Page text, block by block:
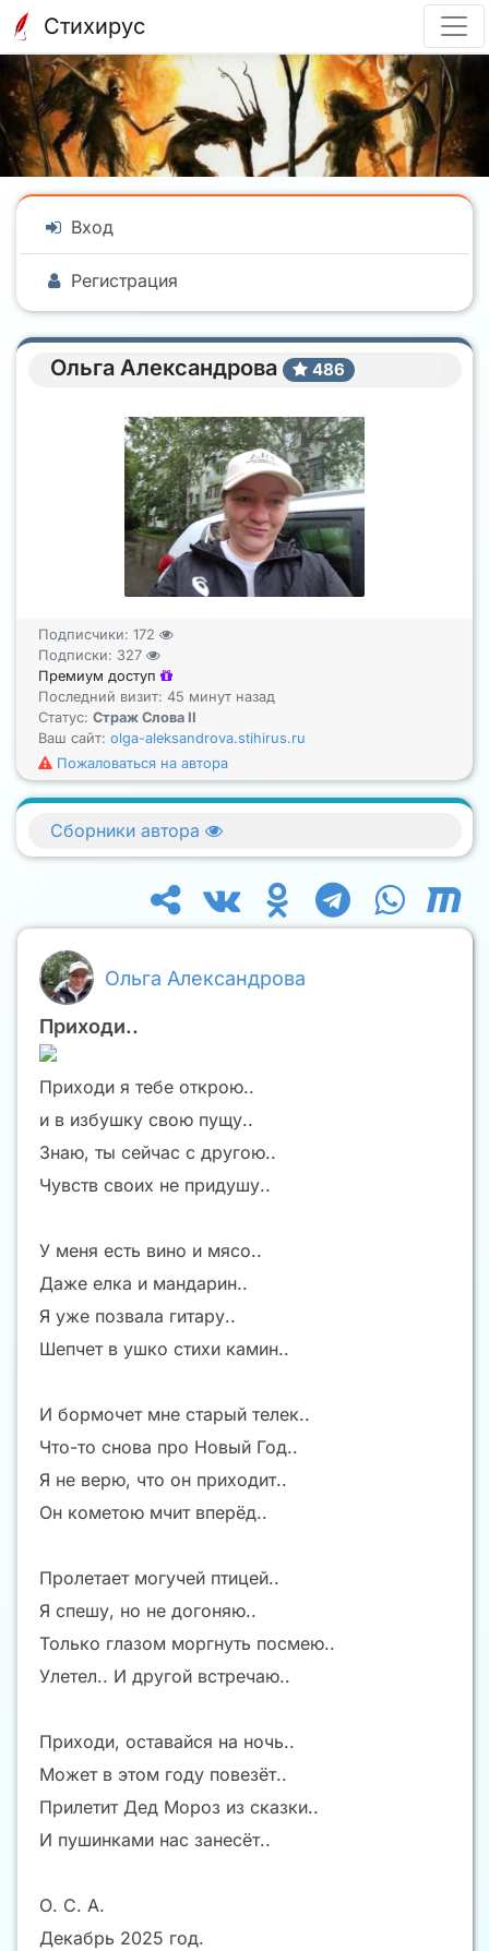
Стихирус
Вход
Регистрация
Ольга Александрова 486
Подписчики: 172
Подписки: 327
Премиум доступ
Последний визит: 45 минут назад
Статус: Страж Слова II
Ваш сайт: olga-aleksandrova.stihirus.ru
Пожаловаться на автора
Ольга Александрова
Приходи..
Приходи я тебе открою..
и в избушку свою пущу..
Знаю, ты сейчас с другою..
Чувств своих не придушу..
У меня есть вино и мясо..
Даже елка и мандарин..
Я уже позвала гитару..
Шепчет в ушко стихи камин..
И бормочет мне старый телек..
Что-то снова про Новый Год..
Я не верю, что он приходит..
Он кометою мчит вперёд..
Пролетает могучей птицей..
Я спешу, но не догоняю..
Только глазом моргнуть посмею..
Улетел.. И другой встречаю..
Приходи, оставайся на ночь..
Может в этом году повезёт..
Прилетит Дед Мороз из сказки..
И пушинками нас занесёт..
О. С. А.
Декабрь 2025 год.
Сборники автора